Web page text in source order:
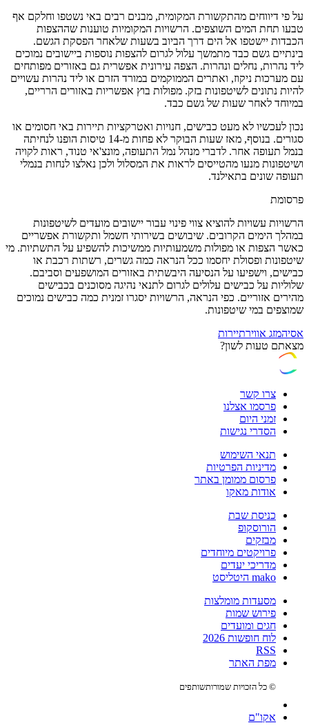
על פי דיווחים מהתקשורת המקומית, מבנים רבים באי נשטפו וחלקם אף
טבעו תחת המים השוצפים. הרשויות המקומיות טוענות שההצפות
הכבדות יישטפו אל הים דרך הביוב בשעות שלאחר הפסקת הגשם.
בינתיים גשם כבד מתמשך עלול לגרום להצפות נוספות ביישובים נמוכים
ליד נהרות, נחלים ונהרות. הצפה עירונית אפשרית גם באזורים מפותחים
עם מערכות ניקוז, ואתרים הממוקמים במורד הזרם או ליד נהרות עשויים
להיות נתונים לשיטפונות בזק. מפולות בוץ אפשריות באזורים הרריים,
במיוחד לאחר שעות של גשם כבד.
נכון לעכשיו לא מעט כבישים, חנויות ואטרקציות תיירות באי חסומים או
סגורים. בנוסף, מאז שעות הבוקר לא פחות מ-14 טיסות הופנו לנחיתה
בנמל תעופה אחר. לדברי מנהל נמל התעופה, מונצ'אי טנוד, ראות לקויה
ושיטפונות מנעו מהטייסים לראות את המסלול ולכן נאלצו לנחות בנמלי
תעופה שונים בתאילנד.
פרסומת
הרשויות עשויות להוציא צווי פינוי עבור יישובים מועדים לשיטפונות
במהלך הימים הקרובים. שיבושים בשירותי חשמל ותקשורת אפשריים
כאשר הצפות או מפולות משמעותיות ממשיכות להשפיע על התשתיות. מי
שיטפונות ופסולת יחסמו ככל הנראה כמה גשרים, רשתות רכבת או
כבישים, וישפיעו על הנסיעה היבשתית באזורים המושפעים וסביבם.
שלוליות על כבישים עלולים לגרום לתנאי נהיגה מסוכנים בכבישים
מהירים אזוריים. כפי הנראה, הרשויות יסגרו זמנית כמה כבישים נמוכים
שמוצפים במי שיטפונות.
אסיהמזג אווירתיירות
מצאתם טעות לשון?
צרו קשר
פרסמו אצלנו
זמני היום
הסדרי נגישות
תנאי השימוש
מדיניות הפרטיות
פרסום ממומן באתר
אודות מאקו
כניסת שבת
הורוסקופ
מבזקים
פרויקטים מיוחדים
מדריכי יעדים
mako היטליסט
מסעדות מומלצות
פירוש שמות
חגים ומועדים
לוח חופשות 2026
RSS
מפת האתר
© כל הזכויות שמורותשותפים
אקו"ם